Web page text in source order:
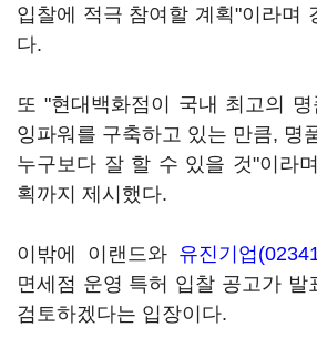
입찰에 적극 참여할 계획"이라며
다.
또 "현대백화점이 국내 최고의
잉파워를 구축하고 있는 만큼, 명
누구보다 잘 할 수 있을 것"이라
획까지 제시했다.
이밖에 이랜드와 유진기업
면세점 운영 특허 입찰 공고가 발
검토하겠다는 입장이다.